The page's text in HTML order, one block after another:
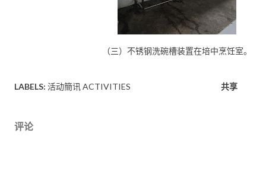
（三）不锈钢洗碗槽装置在培中烹饪室。
LABELS: 活动簡讯 ACTIVITIES 共享
评论